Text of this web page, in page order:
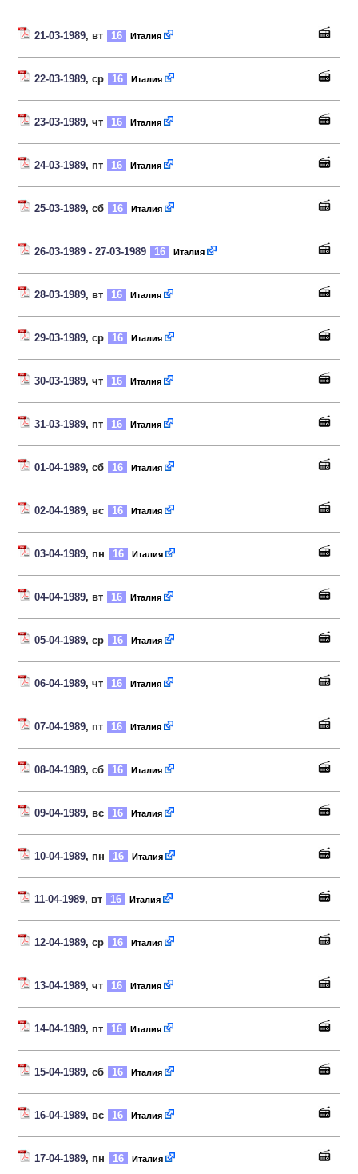
21-03-1989, вт 16 Италия
22-03-1989, ср 16 Италия
23-03-1989, чт 16 Италия
24-03-1989, пт 16 Италия
25-03-1989, сб 16 Италия
26-03-1989 - 27-03-1989 16 Италия
28-03-1989, вт 16 Италия
29-03-1989, ср 16 Италия
30-03-1989, чт 16 Италия
31-03-1989, пт 16 Италия
01-04-1989, сб 16 Италия
02-04-1989, вс 16 Италия
03-04-1989, пн 16 Италия
04-04-1989, вт 16 Италия
05-04-1989, ср 16 Италия
06-04-1989, чт 16 Италия
07-04-1989, пт 16 Италия
08-04-1989, сб 16 Италия
09-04-1989, вс 16 Италия
10-04-1989, пн 16 Италия
11-04-1989, вт 16 Италия
12-04-1989, ср 16 Италия
13-04-1989, чт 16 Италия
14-04-1989, пт 16 Италия
15-04-1989, сб 16 Италия
16-04-1989, вс 16 Италия
17-04-1989, пн 16 Италия